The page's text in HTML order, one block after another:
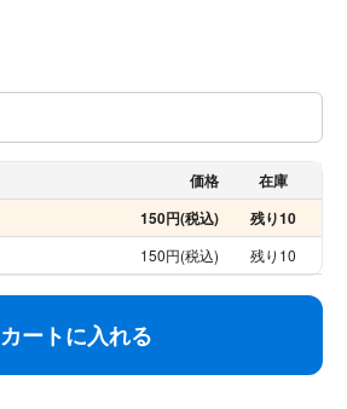
価格
在庫
150円(税込)
残り10
150円(税込) 残り10
カートに入れる